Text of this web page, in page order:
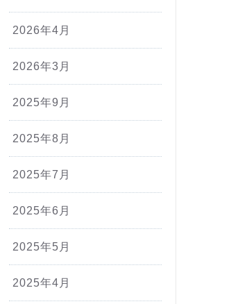
2026年4月
2026年3月
2025年9月
2025年8月
2025年7月
2025年6月
2025年5月
2025年4月